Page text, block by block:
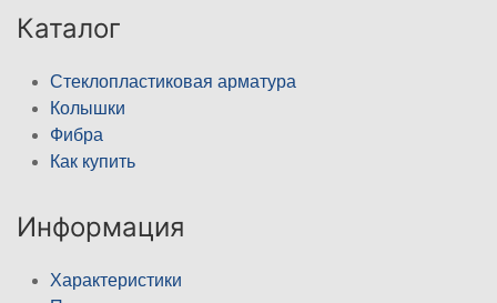
Каталог
Стеклопластиковая арматура
Колышки
Фибра
Как купить
Информация
Характеристики